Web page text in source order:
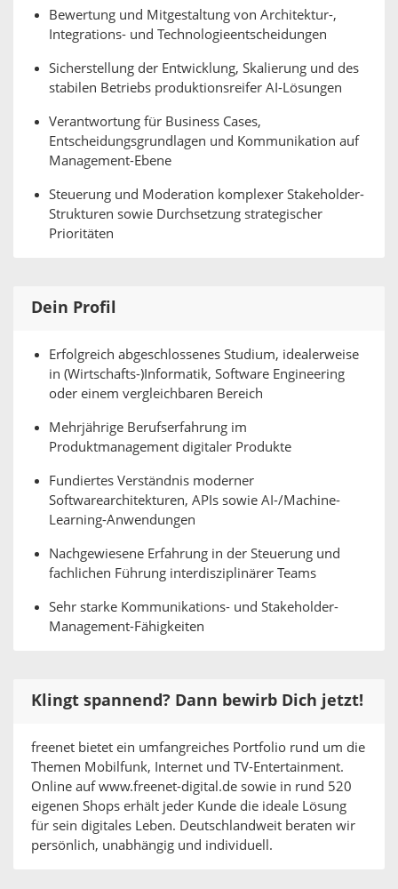
Bewertung und Mitgestaltung von Architektur-,
Integrations- und Technologieentscheidungen
Sicherstellung der Entwicklung, Skalierung und des
stabilen Betriebs produktionsreifer AI-Lösungen
Verantwortung für Business Cases,
Entscheidungsgrundlagen und Kommunikation auf
Management-Ebene
Steuerung und Moderation komplexer Stakeholder-
Strukturen sowie Durchsetzung strategischer
Prioritäten
Dein Profil
Erfolgreich abgeschlossenes Studium, idealerweise
in (Wirtschafts-)Informatik, Software Engineering
oder einem vergleichbaren Bereich
Mehrjährige Berufserfahrung im
Produktmanagement digitaler Produkte
Fundiertes Verständnis moderner
Softwarearchitekturen, APIs sowie AI-/Machine-
Learning-Anwendungen
Nachgewiesene Erfahrung in der Steuerung und
fachlichen Führung interdisziplinärer Teams
Sehr starke Kommunikations- und Stakeholder-
Management-Fähigkeiten
Klingt spannend? Dann bewirb Dich jetzt!
freenet bietet ein umfangreiches Portfolio rund um die
Themen Mobilfunk, Internet und TV-Entertainment.
Online auf www.freenet-digital.de sowie in rund 520
eigenen Shops erhält jeder Kunde die ideale Lösung
für sein digitales Leben. Deutschlandweit beraten wir
persönlich, unabhängig und individuell.